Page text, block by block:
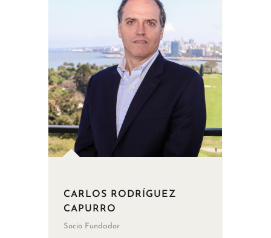
CARLOS RODRÍGUEZ
CAPURRO
Socio Fundador